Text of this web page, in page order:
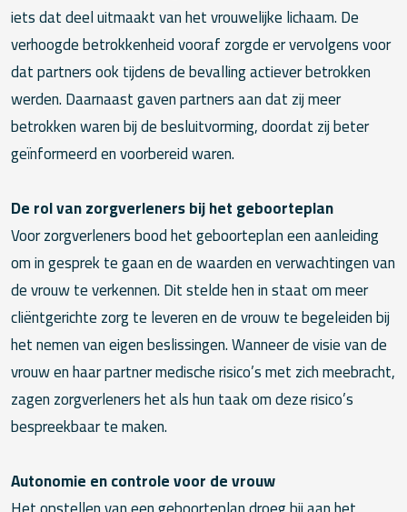
iets dat deel uitmaakt van het vrouwelijke lichaam. De
verhoogde betrokkenheid vooraf zorgde er vervolgens voor
dat partners ook tijdens de bevalling actiever betrokken
werden. Daarnaast gaven partners aan dat zij meer
betrokken waren bij de besluitvorming, doordat zij beter
geïnformeerd en voorbereid waren.
De rol van zorgverleners bij het geboorteplan
Voor zorgverleners bood het geboorteplan een aanleiding
om in gesprek te gaan en de waarden en verwachtingen van
de vrouw te verkennen. Dit stelde hen in staat om meer
cliëntgerichte zorg te leveren en de vrouw te begeleiden bij
het nemen van eigen beslissingen. Wanneer de visie van de
vrouw en haar partner medische risico’s met zich meebracht,
zagen zorgverleners het als hun taak om deze risico’s
bespreekbaar te maken.
Autonomie en controle voor de vrouw